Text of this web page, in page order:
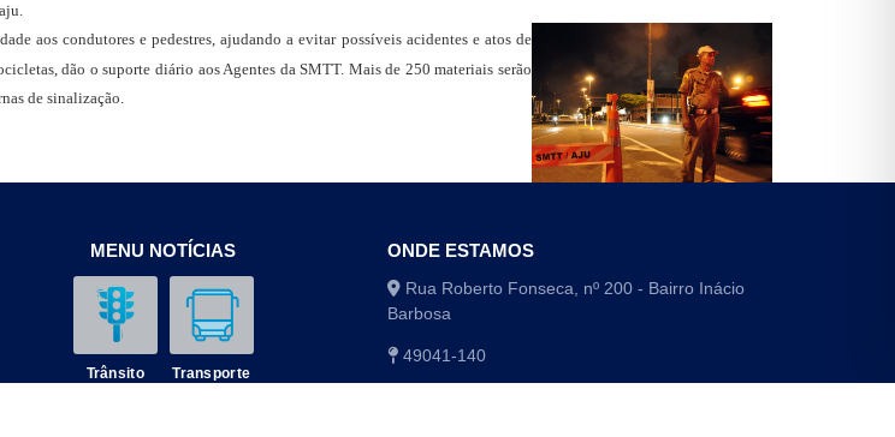
aos condutores e pedestres, ajudando a evitar possíveis acidentes e atos de
dão o suporte diário aos Agentes da SMTT. Mais de 250 materiais serão
de sinalização.
MENU NOTÍCIAS
Trânsito Transporte
ONDE ESTAMOS
Rua Roberto Fonseca, nº 200 - Bairro Inácio
Barbosa
49041-140